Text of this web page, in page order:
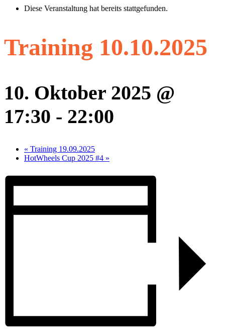
Diese Veranstaltung hat bereits stattgefunden.
Training 10.10.2025
10. Oktober 2025 @
17:30 - 22:00
« Training 19.09.2025
HotWheels Cup 2025 #4 »